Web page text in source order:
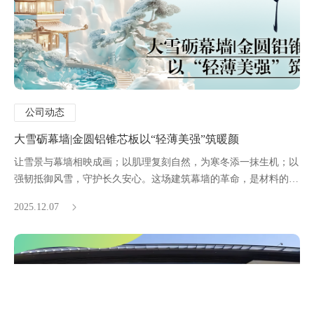
公司动态
大雪砺幕墙|金圆铝锥芯板以“轻薄美强”筑暖颜
让雪景与幕墙相映成画；以肌理复刻自然，为寒冬添一抹生机；以
强韧抵御风雪，守护长久安心。这场建筑幕墙的革命，是材料的升
2025.12.07